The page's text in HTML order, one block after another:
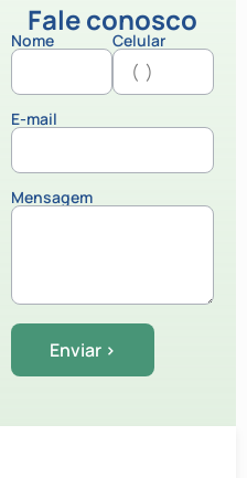
Fale conosco
Nome Celular
E-mail
Mensagem